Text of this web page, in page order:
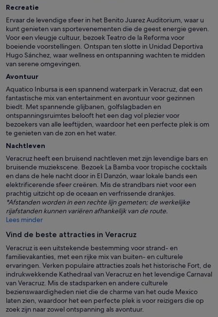
Recreatie
Ervaar de levendige sfeer in het Benito Juarez Auditorium, waar u
kunt genieten van sportevenementen die de geest energie geven.
Voor een vleugje cultuur, bezoek Teatro de la Reforma voor
boeiende voorstellingen. Ontspan ten slotte in Unidad Deportiva
Hugo Sánchez, waar wellness en ontspanning wachten te midden
van serene omgevingen.
Avontuur
Aquatico Inbursa is een spannend waterpark in Veracruz, dat een
fantastische mix van entertainment en avontuur voor gezinnen
biedt. Met spannende glijbanen, golfslagbaden en
ontspanningsruimtes belooft het een dag vol plezier voor
bezoekers van alle leeftijden, waardoor het een perfecte plek is om
te genieten van de zon en het water.
Nachtleven
Veracruz heeft een bruisend nachtleven met zijn levendige bars en
bruisende muziekscene. Bezoek La Bamba voor tropische cocktails
en dans de hele nacht door in El Danzón, waar lokale bands een
elektrificerende sfeer creëren. Mis de strandbars niet voor een
prachtig uitzicht op de oceaan en verfrissende drankjes.
*Afstanden worden in een rechte lijn gemeten; de werkelijke
rijafstanden kunnen variëren afhankelijk van de route.
Lees minder
Vind de beste attracties in Veracruz
Veracruz is een uitstekende bestemming voor strand- en
familievakanties, met een rijke mix van buiten- en culturele
ervaringen. Verken populaire attracties zoals het historische Fort, de
indrukwekkende Kathedraal van Veracruz en het levendige Carnaval
van Veracruz. Mis de stadsparken en andere culturele
bezienswaardigheden niet die de charme van het oude Mexico
laten zien, waardoor het een perfecte plek is voor reizigers die op
zoek zijn naar zowel ontspanning als avontuur.